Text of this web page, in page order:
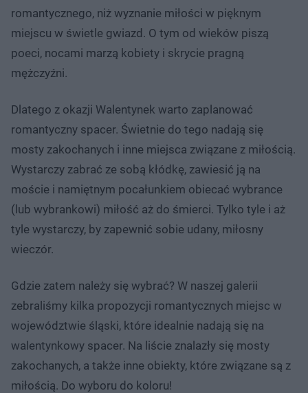
romantycznego, niż wyznanie miłości w pięknym
miejscu w świetle gwiazd. O tym od wieków piszą
poeci, nocami marzą kobiety i skrycie pragną
mężczyźni.
Dlatego z okazji Walentynek warto zaplanować
romantyczny spacer. Świetnie do tego nadają się
mosty zakochanych i inne miejsca związane z miłością.
Wystarczy zabrać ze sobą kłódkę, zawiesić ją na
moście i namiętnym pocałunkiem obiecać wybrance
(lub wybrankowi) miłość aż do śmierci. Tylko tyle i aż
tyle wystarczy, by zapewnić sobie udany, miłosny
wieczór.
Gdzie zatem należy się wybrać? W naszej galerii
zebraliśmy kilka propozycji romantycznych miejsc w
województwie śląski, które idealnie nadają się na
walentynkowy spacer. Na liście znalazły się mosty
zakochanych, a także inne obiekty, które związane są z
miłością. Do wyboru do koloru!